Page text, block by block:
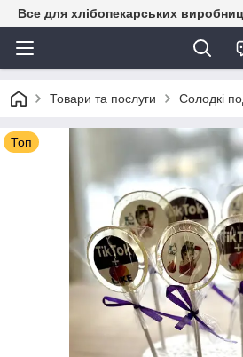
Все для хлібопекарських
Товари та послуги Солодкі
Топ